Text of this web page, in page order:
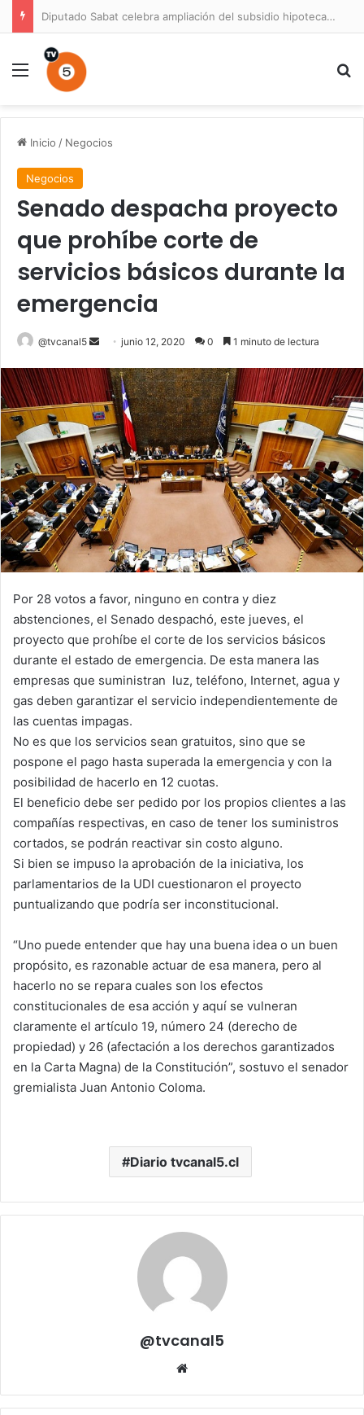
Diputado Sabat celebra ampliación del subsidio hipotecario con viviendas de hasta 6.000 UF
Menú
Inicio / Negocios
Negocios
Senado despacha proyecto
que prohíbe corte de
servicios básicos durante la
emergencia
@tvcanal5
Send
email
junio 12, 2020 0 1 minuto de lectura
Por 28 votos a favor, ninguno en contra y diez
abstenciones, el Senado despachó, este jueves, el
proyecto que prohíbe el corte de los servicios básicos
durante el estado de emergencia. De esta manera las
empresas que suministran luz, teléfono, Internet, agua y
gas deben garantizar el servicio independientemente de
las cuentas impagas.
No es que los servicios sean gratuitos, sino que se
pospone el pago hasta superada la emergencia y con la
posibilidad de hacerlo en 12 cuotas.
El beneficio debe ser pedido por los propios clientes a las
compañías respectivas, en caso de tener los suministros
cortados, se podrán reactivar sin costo alguno.
Si bien se impuso la aprobación de la iniciativa, los
parlamentarios de la UDI cuestionaron el proyecto
puntualizando que podría ser inconstitucional.
“Uno puede entender que hay una buena idea o un buen
propósito, es razonable actuar de esa manera, pero al
hacerlo no se repara cuales son los efectos
constitucionales de esa acción y aquí se vulneran
claramente el artículo 19, número 24 (derecho de
propiedad) y 26 (afectación a los derechos garantizados
en la Carta Magna) de la Constitución”, sostuvo el senador
gremialista Juan Antonio Coloma.
Diario tvcanal5.cl
@tvcanal5